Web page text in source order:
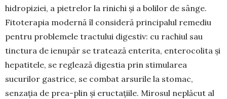
hidropiziei, a pietrelor la rinichi și a bolilor de sânge.
Fitoterapia modernă îl consideră principalul remediu
pentru problemele tractului digestiv: cu rachiul sau
tinctura de ienupăr se tra­tează enterita, enterocolita și
hepatitele, se reglează digestia prin stimularea
sucurilor gastrice, se combat arsurile la stomac,
senzația de prea-plin și eructațiile. Mirosul ne­plă­cut al